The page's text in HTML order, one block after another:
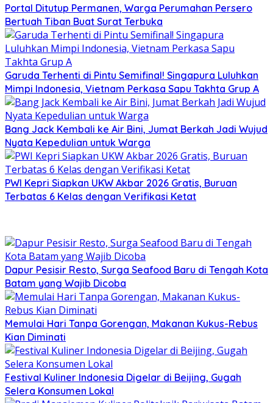
Portal Ditutup Permanen, Warga Perumahan Persero
Bertuah Tiban Buat Surat Terbuka
Garuda Terhenti di Pintu Semifinal! Singapura Luluhkan
Mimpi Indonesia, Vietnam Perkasa Sapu Takhta Grup A
Bang Jack Kembali ke Air Bini, Jumat Berkah Jadi Wujud
Nyata Kepedulian untuk Warga
PWI Kepri Siapkan UKW Akbar 2026 Gratis, Buruan
Terbatas 6 Kelas dengan Verifikasi Ketat
Dapur Pesisir Resto, Surga Seafood Baru di Tengah Kota
Batam yang Wajib Dicoba
Memulai Hari Tanpa Gorengan, Makanan Kukus-Rebus
Kian Diminati
Festival Kuliner Indonesia Digelar di Beijing, Gugah
Selera Konsumen Lokal